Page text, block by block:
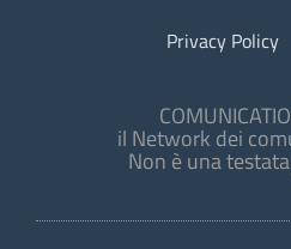
Privacy Policy
il Network dei
Non è una